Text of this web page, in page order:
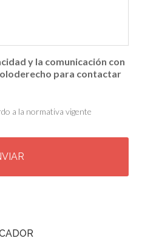
y la comunicación con
para contactar
a la normativa vigente